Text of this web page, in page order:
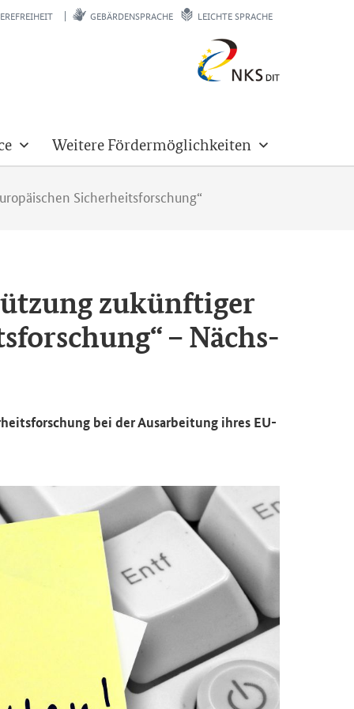
GEBÄRDENSPRACHE LEICHTE SPRACHE
Weitere Fördermöglichkeiten
Sicherheitsforschung“
zu­künf­ti­ger
– Nächs­
bei der Aus­ar­bei­tung ihres EU-​